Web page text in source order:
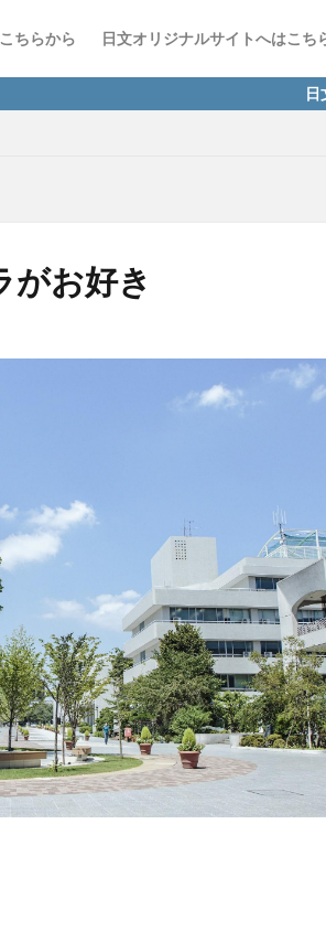
ちらから 日文オリジナルサイトへはこち
日文
がお好き